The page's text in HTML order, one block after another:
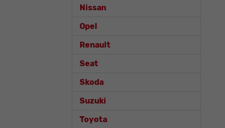
Nissan
Opel
Renault
Seat
Skoda
Suzuki
Toyota